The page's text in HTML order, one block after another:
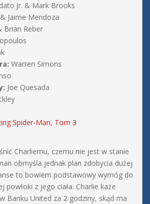
Jr. & Mark Brooks
Jaime Mendoza
Brian Reber
Warren Simons
Joe Quesada
Spider-Man, Tom 3
Charliemu, czemu nie jest w stanie
obmyśla jednak plan zdobycia dużej
to bowiem podstawowy wymóg do
powłoki z jego ciała. Charlie każe
Banku United za 2 godziny, skąd ma